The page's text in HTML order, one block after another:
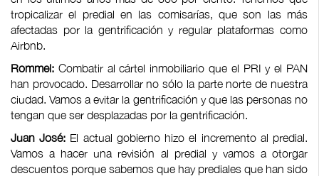
tropicalizar el predial en las comisarías, que son las más
afectadas por la gentrificación y regular plataformas como
Airbnb.
Rommel: Combatir al cártel inmobiliario que el PRI y el PAN
han provocado. Desarrollar no sólo la parte norte de nuestra
ciudad. Vamos a evitar la gentrificación y que las personas no
tengan que ser desplazadas por la gentrificación.
Juan José: El actual gobierno hizo el incremento al predial.
Vamos a hacer una revisión al predial y vamos a otorgar
descuentos porque sabemos que hay prediales que han sido